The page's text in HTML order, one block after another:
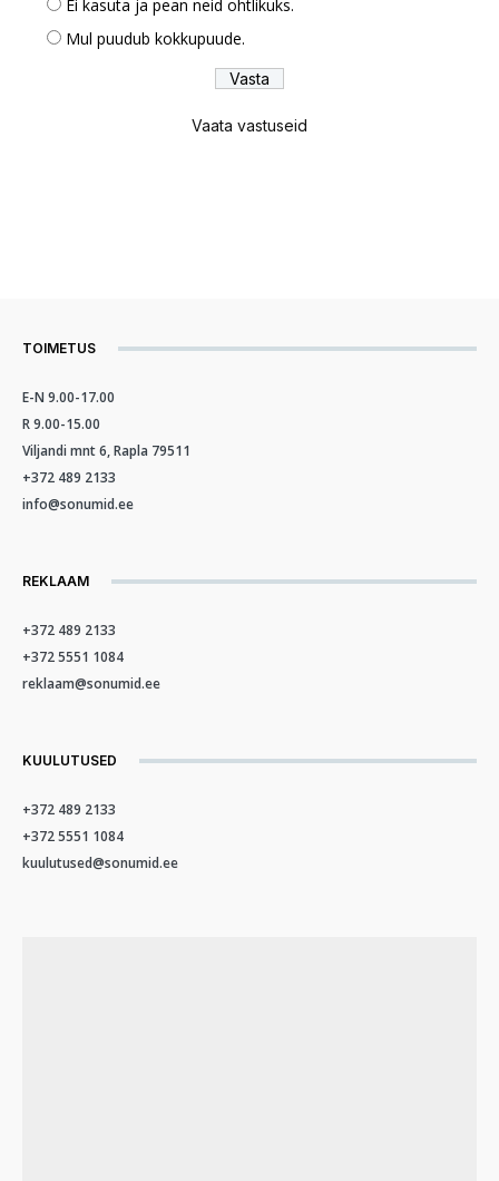
Ei kasuta ja pean neid ohtlikuks.
Mul puudub kokkupuude.
Vaata vastuseid
TOIMETUS
E-N 9.00-17.00
R 9.00-15.00
Viljandi mnt 6, Rapla 79511
+372 489 2133
info@sonumid.ee
REKLAAM
+372 489 2133
+372 5551 1084
reklaam@sonumid.ee
KUULUTUSED
+372 489 2133
+372 5551 1084
kuulutused@sonumid.ee